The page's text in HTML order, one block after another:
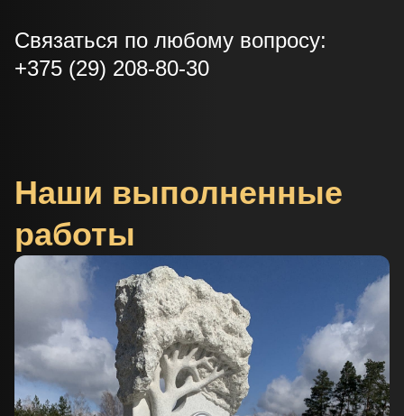
Связаться по любому вопросу:
+375 (29) 208-80-30
Наши выполненные
работы